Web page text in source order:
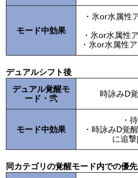
モード中効果
・氷or水属性
・氷or水属性
・氷or水属性
デュアルシフト後
デュアル覚醒モ
ード・弐
時詠みD
モード中効果
・
・時詠みD覚
に追
同カテゴリの覚醒モード内での優